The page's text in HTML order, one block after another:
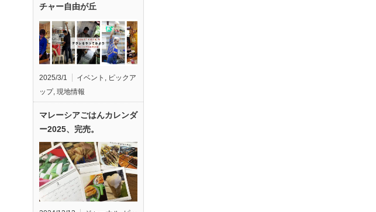
チャー自由が丘
2025/3/1 イベント , ピックア
ップ, 現地情報
マレーシアごはんカレンダ
ー2025、完売。